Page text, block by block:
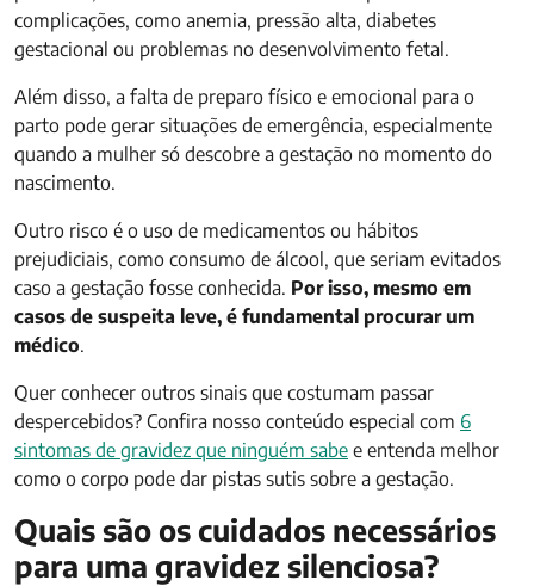
complicações, como anemia, pressão alta, diabetes
gestacional ou problemas no desenvolvimento fetal.
Além disso, a falta de preparo físico e emocional para o
parto pode gerar situações de emergência, especialmente
quando a mulher só descobre a gestação no momento do
nascimento.
Outro risco é o uso de medicamentos ou hábitos
prejudiciais, como consumo de álcool, que seriam evitados
caso a gestação fosse conhecida. Por isso, mesmo em
casos de suspeita leve, é fundamental procurar um
médico.
Quer conhecer outros sinais que costumam passar
despercebidos? Confira nosso conteúdo especial com 6
sintomas de gravidez que ninguém sabe e entenda melhor
como o corpo pode dar pistas sutis sobre a gestação.
Quais são os cuidados necessários
para uma gravidez silenciosa?